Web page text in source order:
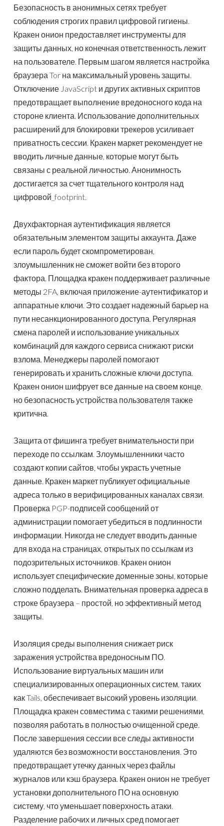
Безопасность в анонимных сетях требует
соблюдения строгих правил цифровой гигиены.
Кракен онион предоставляет инструменты для
защиты данных, но конечная ответственность лежит
на пользователе. Первым шагом является настройка
браузера Tor на максимальный уровень защиты.
Отключение JavaScript и других активных скриптов
предотвращает выполнение вредоносного кода на
стороне клиента. Использование дополнительных
расширений для блокировки трекеров усиливает
приватность сессии. Кракен маркет рекомендует не
вводить личные данные, которые могут быть
связаны с реальной личностью. Анонимность
достигается за счет тщательного контроля над
цифровой_footprint.
Двухфакторная аутентификация является
обязательным элементом защиты аккаунта. Даже
если пароль будет скомпрометирован,
злоумышленник не сможет войти без второго
фактора. Площадка кракен поддерживает различные
методы 2FA, включая приложение-аутентификатор и
аппаратные ключи. Это создает надежный барьер на
пути несанкционированного доступа. Регулярная
смена паролей и использование уникальных
комбинаций для каждого сервиса снижают риски
взлома. Менеджеры паролей помогают
генерировать и хранить сложные ключи доступа.
Кракен онион шифрует все данные на своем конце,
но безопасность устройства пользователя также
критична.
Защита от фишинга требует внимательности при
переходе по ссылкам. Злоумышленники часто
создают копии сайтов, чтобы украсть учетные
данные. Кракен маркет публикует официальные
адреса только в верифицированных каналах связи.
Проверка PGP-подписей сообщений от
администрации помогает убедиться в подлинности
информации. Никогда не следует вводить данные
для входа на страницах, открытых по ссылкам из
подозрительных источников. Кракен онион
использует специфические доменные зоны, которые
сложно подделать. Внимательная проверка адреса в
строке браузера – простой, но эффективный метод
защиты.
Изоляция среды выполнения снижает риск
заражения устройства вредоносным ПО.
Использование виртуальных машин или
специализированных операционных систем, таких
как Tails, обеспечивает высокий уровень изоляции.
Площадка кракен совместима с такими решениями,
позволяя работать в полностью очищенной среде.
После завершения сессии все следы активности
удаляются без возможности восстановления. Это
предотвращает утечку данных через файлы
журналов или кэш браузера. Кракен онион не требует
установки дополнительного ПО на основную
систему, что уменьшает поверхность атаки.
Разделение рабочих и личных сред помогает